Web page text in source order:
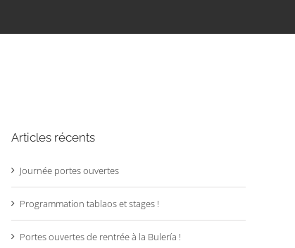
Articles récents
Journée portes ouvertes
Programmation tablaos et stages !
Portes ouvertes de rentrée à la Bulería !